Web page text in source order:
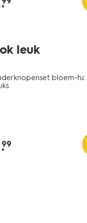
leuk
gratis
je HEMA pas
bloem-
.
99